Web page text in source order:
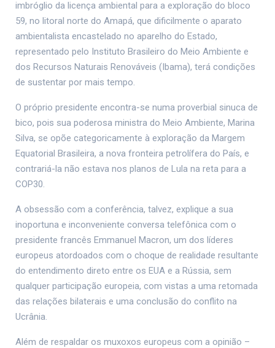
imbróglio da licença ambiental para a exploração do bloco
59, no litoral norte do Amapá, que dificilmente o aparato
ambientalista encastelado no aparelho do Estado,
representado pelo Instituto Brasileiro do Meio Ambiente e
dos Recursos Naturais Renováveis (Ibama), terá condições
de sustentar por mais tempo.
O próprio presidente encontra-se numa proverbial sinuca de
bico, pois sua poderosa ministra do Meio Ambiente, Marina
Silva, se opõe categoricamente à exploração da Margem
Equatorial Brasileira, a nova fronteira petrolífera do País, e
contrariá-la não estava nos planos de Lula na reta para a
COP30.
A obsessão com a conferência, talvez, explique a sua
inoportuna e inconveniente conversa telefônica com o
presidente francês Emmanuel Macron, um dos líderes
europeus atordoados com o choque de realidade resultante
do entendimento direto entre os EUA e a Rússia, sem
qualquer participação europeia, com vistas a uma retomada
das relações bilaterais e uma conclusão do conflito na
Ucrânia.
Além de respaldar os muxoxos europeus com a opinião –